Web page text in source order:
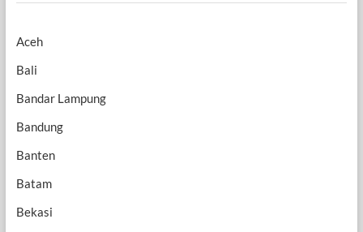
Aceh
Bali
Bandar Lampung
Bandung
Banten
Batam
Bekasi